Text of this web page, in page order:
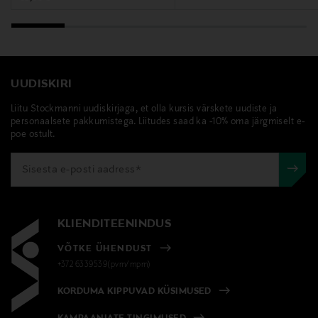
UUDISKIRI
Liitu Stockmanni uudiskirjaga, et olla kursis värskete uudiste ja
personaalsete pakkumistega. Liitudes saad ka -10% oma järgmiselt e-
poe ostult.
KLIENDITEENINDUS
VÕTKE ÜHENDUST
+372 6339539(pvm/mpm)
KORDUMA KIPPUVAD KÜSIMUSED